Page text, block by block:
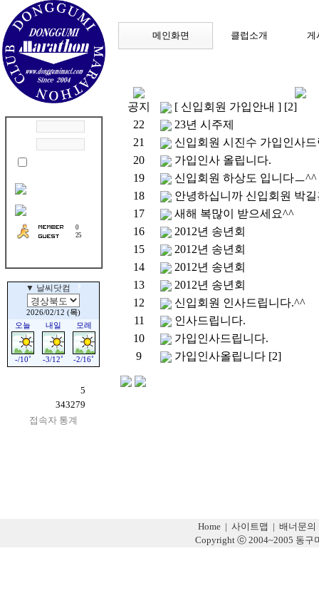
0
25
5
343279
접속자 통계
메인화면 클럽소개 게
공지 [ 신입회원 가입안내 ] [2]
22
23년 시주제
21
신입회원 시진수 가입인사
20
가입인사 올립니다.
19
신입회원 하상도 입니다ㅡ^^
18
안녕하십니까 신입회원 박
17
새해 복많이 받으세요^^
16
2012년 송년회
15
2012년 송년회
14
2012년 송년회
13
2012년 송년회
12
신입회원 인사드립니다.^^
11
인사드립니다.
10
가입인사드립니다.
9
가입인사올립니다 [2]
Home | 사이트맵 | 배너문의
Copyright ⓒ 2004~2005 동구